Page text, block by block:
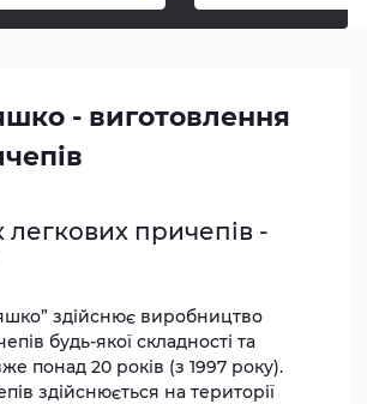
- виготовлення
причепів -
здійснює виробництво
будь-якої складності та
понад 20 років (з 1997 року).
здійснюється на території